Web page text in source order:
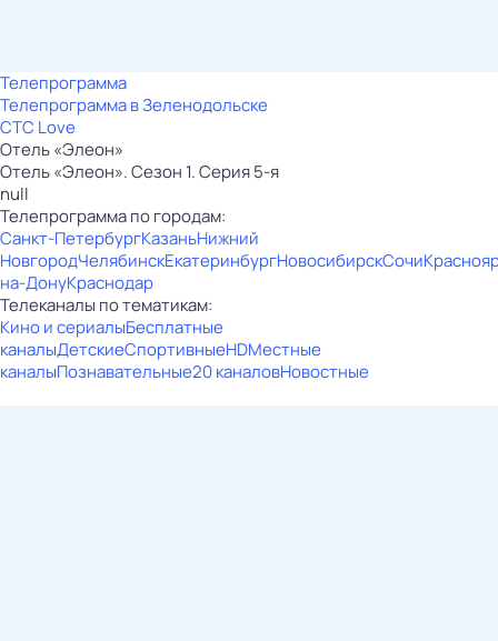
Телепрограмма
Телепрограмма в Зеленодольске
СТС Love
Отель «Элеон»
Отель «Элеон». Сезон 1. Серия 5-я
null
Телепрограмма по городам:
Санкт-ПетербургКазаньНижний
НовгородЧелябинскЕкатеринбургНовосибирскСочи
на-ДонуКраснодар
Телеканалы по тематикам:
Кино и сериалыБесплатные
каналыДетскиеСпортивныеHDМестные
каналыПознавательные20 каналовНовостные